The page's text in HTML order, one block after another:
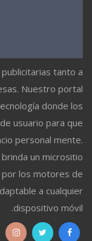
tanto a
Nuestro portal
donde los
usuario para que
personal mente.
un micrositio
los motores de
a cualquier
dispositivo móvil.